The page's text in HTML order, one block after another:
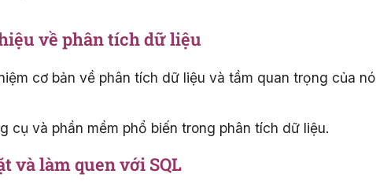
về phân tích dữ liệu
cơ bản về phân tích dữ liệu và tầm quan trọng của nó
cụ và phần mềm phổ biến trong phân tích dữ liệu.
và làm quen với SQL